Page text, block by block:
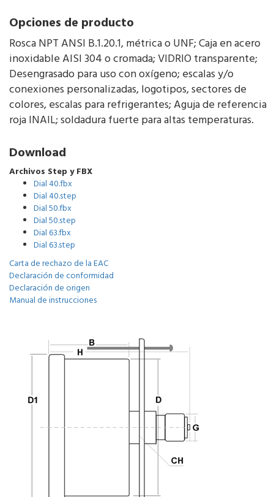
Opciones de producto
Rosca NPT ANSI B.1.20.1, métrica o UNF; Caja en acero
inoxidable AISI 304 o cromada; VIDRIO transparente;
Desengrasado para uso con oxígeno; escalas y/o
conexiones personalizadas, logotipos, sectores de
colores, escalas para refrigerantes; Aguja de referencia
roja INAIL; soldadura fuerte para altas temperaturas.
Download
Archivos Step y FBX
Dial 40.fbx
Dial 40.step
Dial 50.fbx
Dial 50.step
Dial 63.fbx
Dial 63.step
Carta de rechazo de la EAC
Declaración de conformidad
Declaración de origen
Manual de instrucciones